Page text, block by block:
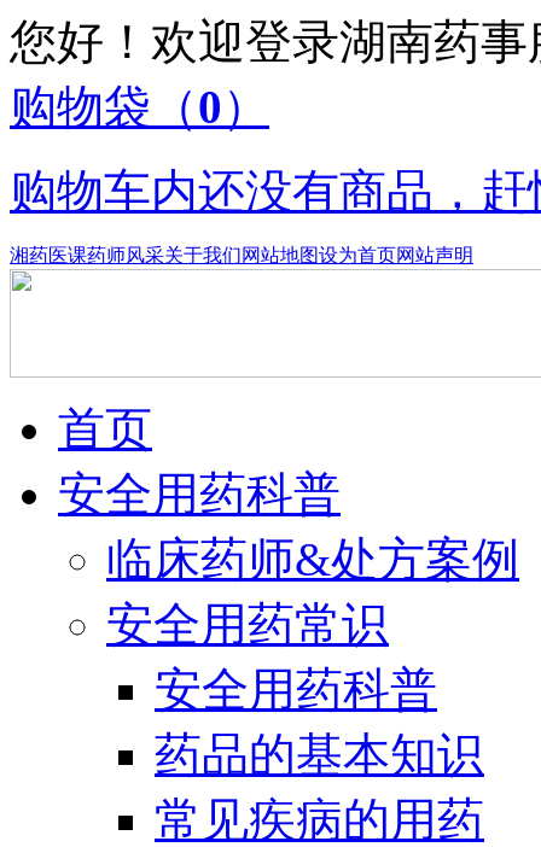
您好！欢迎登录湖南药
购物袋 （0）
购物车内还没有商品，
湘药医课药师风采关于我们网站地图设为首页网站声明
首页
安全用药科普
临床药师&处方案例
安全用药常识
安全用药科普
药品的基本知识
常见疾病的用药